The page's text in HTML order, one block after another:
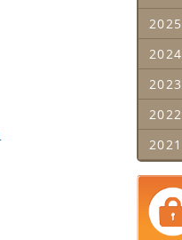
2025
2024
2023
2022
2021